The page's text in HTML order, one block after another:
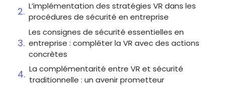
L’implémentation des stratégies VR dans les
procédures de sécurité en entreprise
Les consignes de sécurité essentielles en
entreprise : compléter la VR avec des actions
concrètes
La complémentarité entre VR et sécurité
traditionnelle : un avenir prometteur